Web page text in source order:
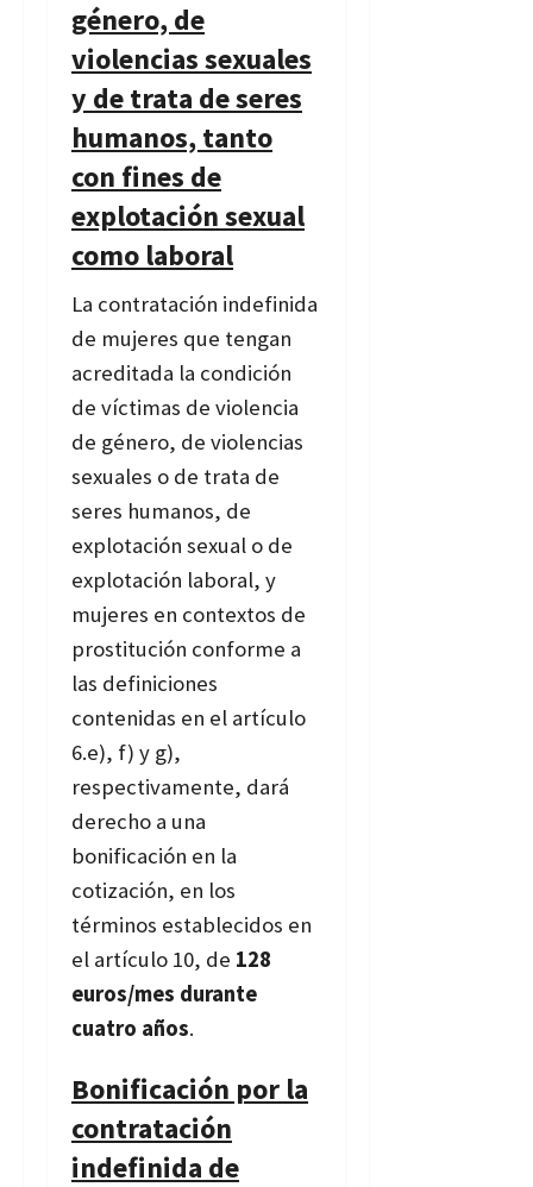
género, de
violencias sexuales
y de trata de seres
humanos, tanto
con fines de
explotación sexual
como laboral
La contratación indefinida
de mujeres que tengan
acreditada la condición
de víctimas de violencia
de género, de violencias
sexuales o de trata de
seres humanos, de
explotación sexual o de
explotación laboral, y
mujeres en contextos de
prostitución conforme a
las definiciones
contenidas en el artículo
6.e), f) y g),
respectivamente, dará
derecho a una
bonificación en la
cotización, en los
términos establecidos en
el artículo 10, de 128
euros/mes durante
cuatro años.
Bonificación por la
contratación
indefinida de